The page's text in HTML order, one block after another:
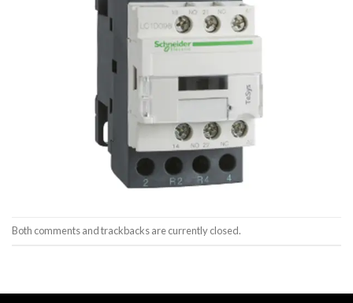
Both comments and trackbacks are currently closed.